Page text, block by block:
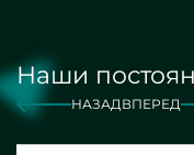
Наши
НАЗАДВПЕРЕД